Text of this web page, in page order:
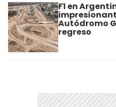
F1 en
Autódromo
regreso